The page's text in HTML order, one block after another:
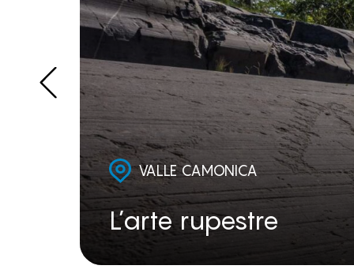
VALLE CAMONICA
L’arte rupestre